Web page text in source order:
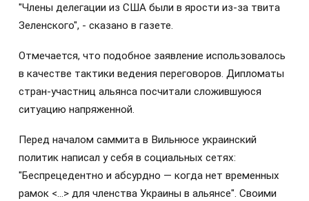
"Члены делегации из США были в ярости из-за твита
Зеленского", - сказано в газете.
Отмечается, что подобное заявление использовалось
в качестве тактики ведения переговоров. Дипломаты
стран-участниц альянса посчитали сложившуюся
ситуацию напряженной.
Перед началом саммита в Вильнюсе украинский
политик написал у себя в социальных сетях:
"Беспрецедентно и абсурдно — когда нет временных
рамок <...> для членства Украины в альянсе". Своими